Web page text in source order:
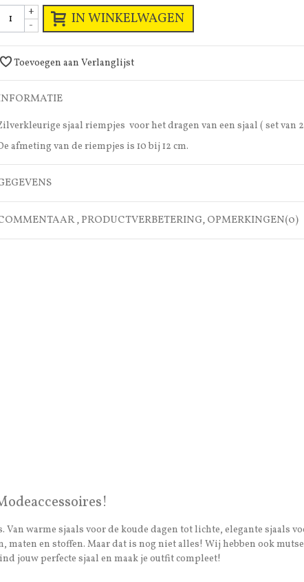
-
+ IN WINKELWAGEN
Toevoegen aan Verlanglijst
sjaal riempjes voor het dragen van een sjaal ( set van
afmeting van de riempjes is 10 bij 12 cm.
, PRODUCTVERBETERING, OPMERKINGEN(0)
warme sjaals voor de koude dagen tot lichte, elegante sjaals
en stoffen. Maar dat is nog niet alles! Wij hebben ook
jouw perfecte sjaal en maak je outfit compleet!